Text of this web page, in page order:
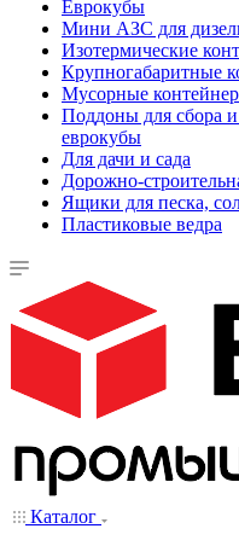
Еврокубы
Мини АЗС для
Изотермические
Крупногабаритные
Мусорные
Поддоны для сбора
еврокубы
Для дачи и сада
Дорожно-
Ящики для песка,
Пластиковые ведра
Каталог